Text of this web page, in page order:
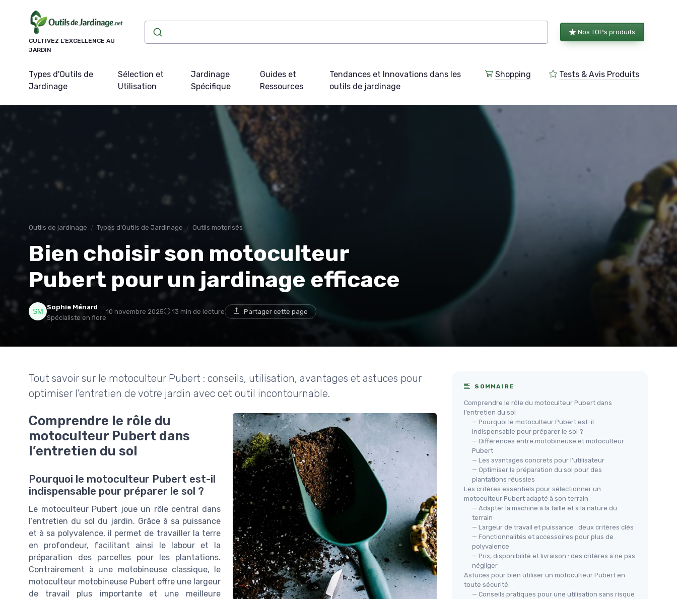
CULTIVEZ L'EXCELLENCE AU
JARDIN
Nos TOPs produits
Types d'Outils de
Jardinage
Sélection et
Utilisation
Jardinage
Spécifique
Guides et
Ressources
Tendances et Innovations dans les
outils de jardinage
Shopping Tests & Avis Produits
Outils de jardinage Types d'Outils de Jardinage Outils motorisés
Bien choisir son motoculteur
Pubert pour un jardinage efficace
Sophie Ménard
Spécialiste en flore
10 novembre 2025 13 min de lecture Partager cette page
Tout savoir sur le motoculteur Pubert : conseils, utilisation, avantages et astuces pour
optimiser l’entretien de votre jardin avec cet outil incontournable.
Comprendre le rôle du
motoculteur Pubert dans
l’entretien du sol
Pourquoi le motoculteur Pubert est-il
indispensable pour préparer le sol ?
Le motoculteur Pubert joue un rôle central dans
l’entretien du sol du jardin. Grâce à sa puissance
et à sa polyvalence, il permet de travailler la terre
en profondeur, facilitant ainsi le labour et la
préparation des parcelles pour les plantations.
Contrairement à une motobineuse classique, le
motoculteur motobineuse Pubert offre une largeur
de travail plus importante et une meilleure
SOMMAIRE
Comprendre le rôle du motoculteur Pubert dans
l’entretien du sol
— Pourquoi le motoculteur Pubert est-il
indispensable pour préparer le sol ?
— Différences entre motobineuse et motoculteur
Pubert
— Les avantages concrets pour l’utilisateur
— Optimiser la préparation du sol pour des
plantations réussies
Les critères essentiels pour sélectionner un
motoculteur Pubert adapté à son terrain
— Adapter la machine à la taille et à la nature du
terrain
— Largeur de travail et puissance : deux critères clés
— Fonctionnalités et accessoires pour plus de
polyvalence
— Prix, disponibilité et livraison : des critères à ne pas
négliger
Astuces pour bien utiliser un motoculteur Pubert en
toute sécurité
— Conseils pratiques pour une utilisation sans risque